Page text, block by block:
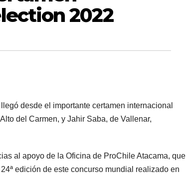
2022
desde el importante certamen internacional
del Carmen, y Jahir Saba, de Vallenar,
al apoyo de la Oficina de ProChile Atacama, que
edición de este concurso mundial realizado en